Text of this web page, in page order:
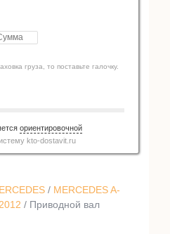
/ MERCEDES A-
/ Приводной вал
груза, то поставьте галочку.
ориентировочной
kto-dostavit.ru